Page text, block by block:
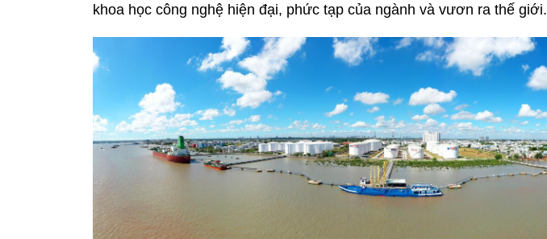
khoa học công nghệ hiện đại, phức tạp của ngành và vươn ra thế giới.